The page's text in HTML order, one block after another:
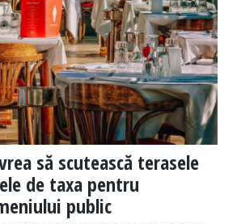
să scutească terasele
de taxa pentru
public